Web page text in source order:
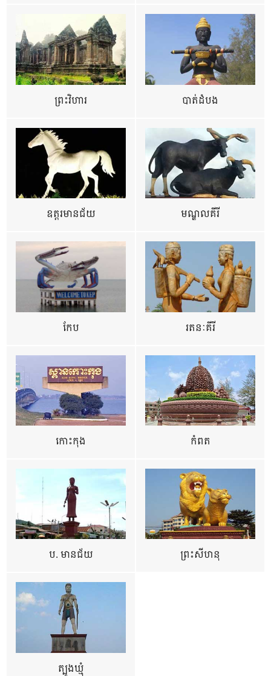
ព្រះវិហារ បាត់ដំបង
ឧត្ដរមានជ័យ មណ្ឌលគីរី
កែប រតនៈគីរី
កោះកុង កំពត
ប. មានជ័យ ព្រះសីហនុ
ត្បូងឃ្មុំ